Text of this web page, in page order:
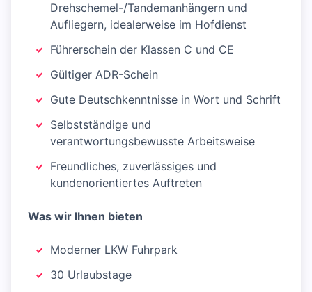
Drehschemel-/Tandemanhängern und
Aufliegern, idealerweise im Hofdienst
Führerschein der Klassen C und CE
Gültiger ADR-Schein
Gute Deutschkenntnisse in Wort und Schrift
Selbstständige und
verantwortungsbewusste Arbeitsweise
Freundliches, zuverlässiges und
kundenorientiertes Auftreten
Was wir Ihnen bieten
Moderner LKW Fuhrpark
30 Urlaubstage